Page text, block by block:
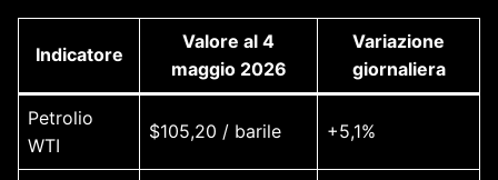
Indicatore
Valore al 4
maggio 2026
Variazione
giornaliera
Petrolio
WTI
$105,20 / barile +5,1%